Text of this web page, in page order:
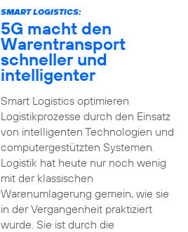
SMART LOGISTICS:
5G macht den
Warentransport
schneller und
intelligenter
Smart Logistics optimieren
Logistikprozesse durch den Einsatz
von intelligenten Technologien und
computergestützten Systemen.
Logistik hat heute nur noch wenig
mit der klassischen
Warenumlagerung gemein, wie sie
in der Vergangenheit praktiziert
wurde. Sie ist durch die